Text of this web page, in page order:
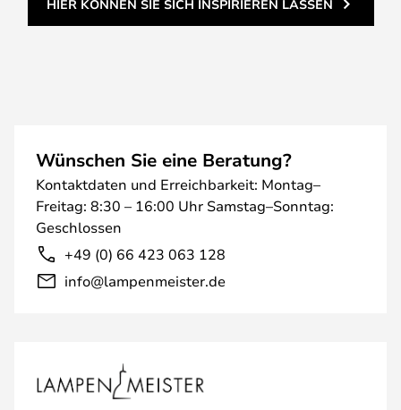
HIER KÖNNEN SIE SICH INSPIRIEREN LASSEN
Wünschen Sie eine Beratung?
Kontaktdaten und Erreichbarkeit: Montag–
Freitag: 8:30 – 16:00 Uhr Samstag–Sonntag:
Geschlossen
+49 (0) 66 423 063 128
info@lampenmeister.de